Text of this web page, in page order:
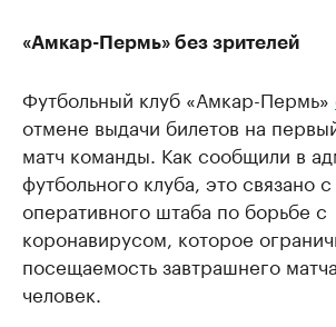
«Амкар-Пермь» без зрителей
Футбольный клуб «Амкар-Пермь»
отмене выдачи билетов на
матч команды. Как сообщили в
футбольного клуба, это связано
оперативного штаба по борьбе с
коронавирусом, которое
посещаемость завтрашнего
человек.